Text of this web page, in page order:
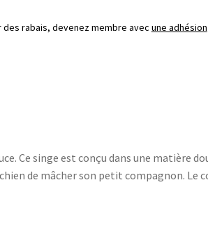
des rabais, devenez membre avec une adhésion
Ce singe est conçu dans une matière
de mâcher son petit compagnon. Le